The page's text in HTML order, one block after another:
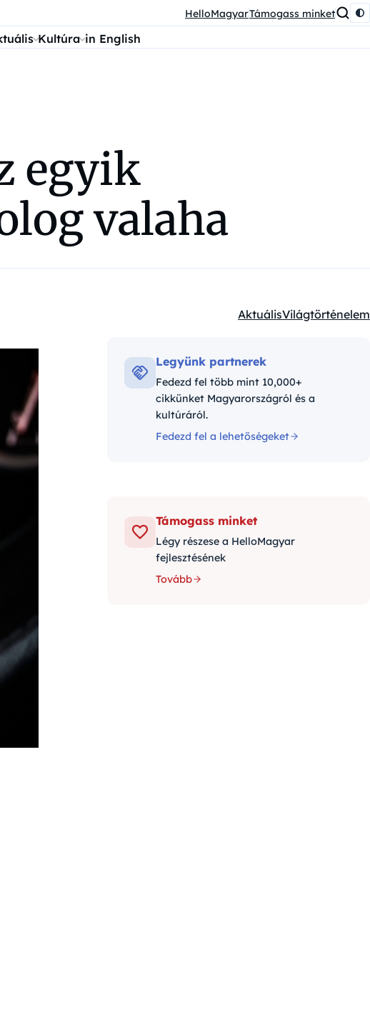
HelloMagyarTámogass minket
Kultúra in English
egyik
valaha
Kategóriák:
AktuálisVilágtörténelem
Legyünk partnerek
Fedezd fel több mint 10,000+
cikkünket Magyarországról és a
kultúráról.
Fedezd fel a lehetőségeket
Támogass minket
Légy részese a HelloMagyar
fejlesztésének
Tovább